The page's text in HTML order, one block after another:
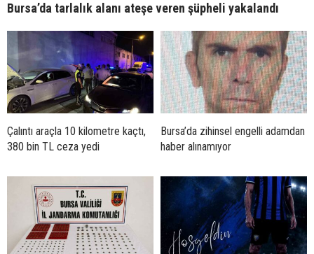
Bursa’da tarlalık alanı ateşe veren şüpheli yakalandı
Çalıntı araçla 10 kilometre kaçtı,
380 bin TL ceza yedi
Bursa’da zihinsel engelli adamdan
haber alınamıyor